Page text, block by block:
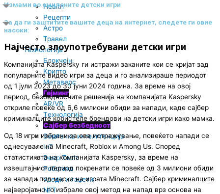
Health
Рецепти
Астро
Травел
Технологија
Блокчејн
Крипто
Метаверс
Гејминг
AR/VR
Tехнологија
Сајбер безбедност
Вештачка интелигенција
IoT
Deep Tech
Роботика
Уреди и гаџети
NFT
Измами во омилените детски игри
За да ги заштитите вашите деца на интернет, следете ги овие
насоки:
Најчесто злоупотребувани детски игри
Компанијата Kaspersky ги истражи заканите кои се кријат зад
популарните видео игри за деца и го анализираше периодот
од 1 јули 2023 до 30 јуни 2024 година. За време на овој
период, безбедносните решенија на компанијата Kaspersky
откриле повеќе од 6,6 милиони обиди за напади, каде сајбер
криминалците користеле брендови на детски игри како мамка.
Од 18 игри избрани за ова истражување, повеќето напади се
однесувале на Minecraft, Roblox и Among Us. Според
статистиката на компанијата Kaspersky, за време на
извештајниот период покренати се повеќе од 3 милиони обиди
за напади под маска на играта Minecraft. Сајбер криминалците
најверојатно го избрале овој метод на напад врз основа на